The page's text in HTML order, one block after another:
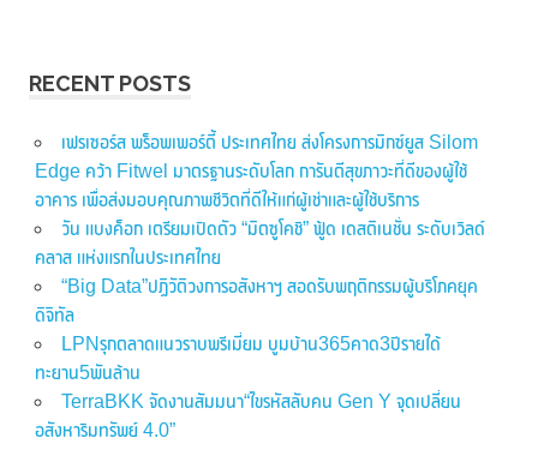
RECENT POSTS
เฟรเซอร์ส พร็อพเพอร์ตี้ ประเทศไทย ส่งโครงการมิกซ์ยูส Silom
Edge คว้า Fitwel มาตรฐานระดับโลก การันตีสุขภาวะที่ดีของผู้ใช้
อาคาร เพื่อส่งมอบคุณภาพชีวิตที่ดีให้แก่ผู้เช่าและผู้ใช้บริการ
วัน แบงค็อก เตรียมเปิดตัว “มิตซูโคชิ” ฟู้ด เดสติเนชั่น ระดับเวิลด์
คลาส แห่งแรกในประเทศไทย
“Big Data”ปฏิวัติวงการอสังหาฯ สอดรับพฤติกรรมผู้บริโภคยุค
ดิจิทัล
LPNรุกตลาดแนวราบพรีเมี่ยม บูมบ้าน365คาด3ปีรายได้
ทะยาน5พันล้าน
TerraBKK จัดงานสัมมนา“ไขรหัสลับคน Gen Y จุดเปลี่ยน
อสังหาริมทรัพย์ 4.0”